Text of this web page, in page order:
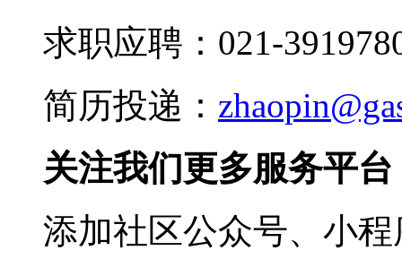
求职应聘：021-
简历投递：
关注我们更多服务平台
添加社区公众号、小